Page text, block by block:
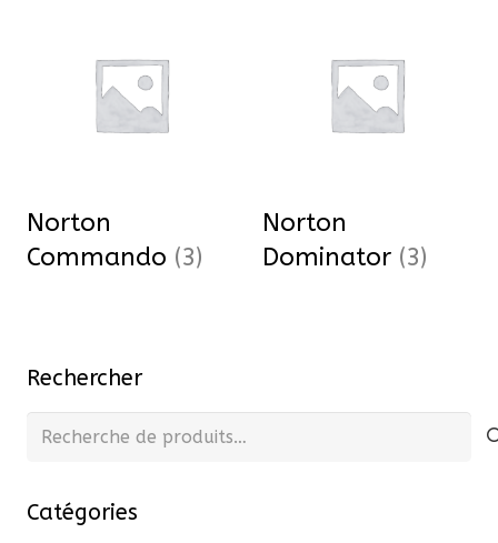
Norton
Commando (3)
Norton
Dominator (3)
Rechercher
Recherche
Catégories